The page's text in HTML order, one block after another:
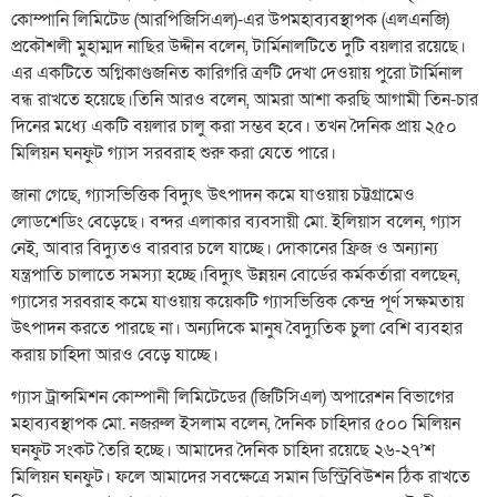
কোম্পানি লিমিটেড (আরপিজিসিএল)-এর উপমহাব্যবস্থাপক (এলএনজি)
প্রকৌশলী মুহাম্মদ নাছির উদ্দীন বলেন, টার্মিনালটিতে দুটি বয়লার রয়েছে।
এর একটিতে অগ্নিকাণ্ডজনিত কারিগরি ত্রুটি দেখা দেওয়ায় পুরো টার্মিনাল
বন্ধ রাখতে হয়েছে।তিনি আরও বলেন, আমরা আশা করছি আগামী তিন-চার
দিনের মধ্যে একটি বয়লার চালু করা সম্ভব হবে। তখন দৈনিক প্রায় ২৫০
মিলিয়ন ঘনফুট গ্যাস সরবরাহ শুরু করা যেতে পারে।
জানা গেছে, গ্যাসভিত্তিক বিদ্যুৎ উৎপাদন কমে যাওয়ায় চট্টগ্রামেও
লোডশেডিং বেড়েছে। বন্দর এলাকার ব্যবসায়ী মো. ইলিয়াস বলেন, গ্যাস
নেই, আবার বিদ্যুতও বারবার চলে যাচ্ছে। দোকানের ফ্রিজ ও অন্যান্য
যন্ত্রপাতি চালাতে সমস্যা হচ্ছে।বিদ্যুৎ উন্নয়ন বোর্ডের কর্মকর্তারা বলছেন,
গ্যাসের সরবরাহ কমে যাওয়ায় কয়েকটি গ্যাসভিত্তিক কেন্দ্র পূর্ণ সক্ষমতায়
উৎপাদন করতে পারছে না। অন্যদিকে মানুষ বৈদ্যুতিক চুলা বেশি ব্যবহার
করায় চাহিদা আরও বেড়ে যাচ্ছে।
গ্যাস ট্রান্সমিশন কোম্পানী লিমিটেডের (জিটিসিএল) অপারেশন বিভাগের
মহাব্যবস্থাপক মো. নজরুল ইসলাম বলেন, দৈনিক চাহিদার ৫০০ মিলিয়ন
ঘনফুট সংকট তৈরি হচ্ছে। আমাদের দৈনিক চাহিদা রয়েছে ২৬-২৭’শ
মিলিয়ন ঘনফুট। ফলে আমাদের সবক্ষেত্রে সমান ডিস্ট্রিবিউশন ঠিক রাখতে